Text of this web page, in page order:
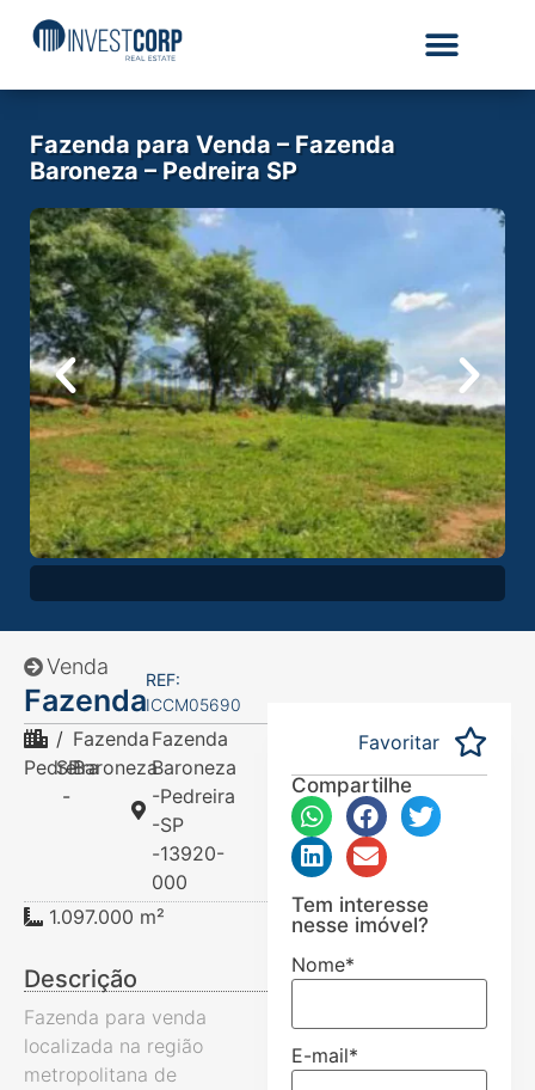
Fazenda para Venda – Fazenda
Baroneza – Pedreira SP
Venda
Fazenda
REF:
ICCM05690
Pedreira
/
SP
-
Fazenda
Baroneza
Fazenda
Baroneza
-Pedreira
-SP
-13920-
000
1.097.000 m²
Descrição
Fazenda para venda
localizada na região
metropolitana de
Favoritar
Compartilhe
Tem interesse
nesse imóvel?
Nome*
E-mail*